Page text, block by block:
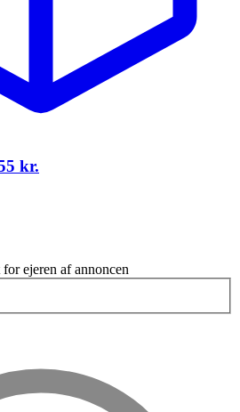
kr.
ejeren af annoncen